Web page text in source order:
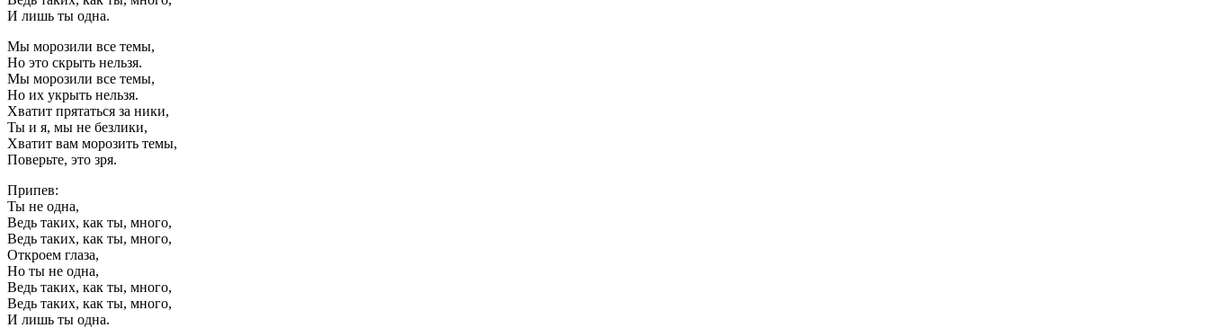
И лишь ты одна.
Мы морозили все темы,
Но это скрыть нельзя.
Мы морозили все темы,
Но их укрыть нельзя.
Хватит прятаться за ники,
Ты и я, мы не безлики,
Хватит вам морозить темы,
Поверьте, это зря.
Припев:
Ты не одна,
Ведь таких, как ты, много,
Ведь таких, как ты, много,
Откроем глаза,
Но ты не одна,
Ведь таких, как ты, много,
Ведь таких, как ты, много,
И лишь ты одна.